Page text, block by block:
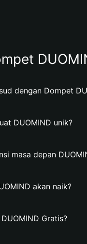
dengan Dompet
DUOMIND unik?
masa depan
akan naik?
Gratis?